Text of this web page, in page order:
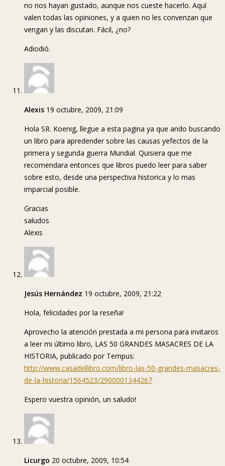
no nos hayan gustado, aunque nos cueste hacerlo. Aquí
valen todas las opiniones, y a quien no les convenzan que
vengan y las discutan. Fácil, ¿no?
Adiodió.
Alexis 19 octubre, 2009, 21:09
Hola SR. Koenig, llegue a esta pagina ya que ando buscando
un libro para apredender sobre las causas yefectos de la
primera y segunda guerra Mundial. Quisiera que me
recomendara entonces que libros puedo leer para saber
sobre esto, desde una perspectiva historica y lo mas
imparcial posible.
Gracias
saludos
Alexis
Jesús Hernández 19 octubre, 2009, 21:22
Hola, felicidades por la reseña!
Aprovecho la atención prestada a mi persona para invitaros
a leer mi último libro, LAS 50 GRANDES MASACRES DE LA
HISTORIA, publicado por Tempus:
http://www.casadellibro.com/libro-las-50-grandes-masacres-
de-la-historia/1564523/2900001344267
Espero vuestra opinión, un saludo!
Licurgo 20 octubre, 2009, 10:54